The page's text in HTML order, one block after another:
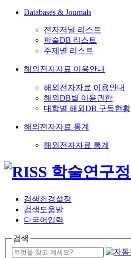
Databases & Journals
전자저널 리스트
학술DB 리스트
주제별 리스트
해외전자자료 이용안내
해외전자자료 이용안내
해외DB별 이용권한
대학별 해외DB 구독현황
해외전자자료 통계
해외전자자료 통계
검색환경설정
검색도움말
다국어입력
검색